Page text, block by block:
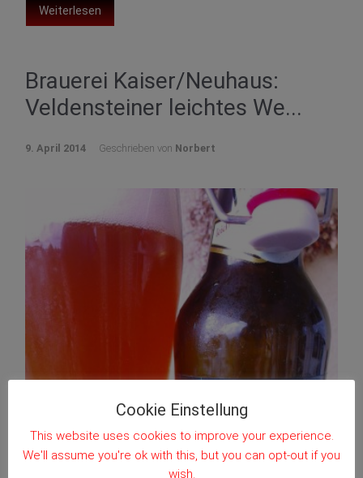
Weiterlesen
Brauerei Kaiser/Neuhaus:
Veldensteiner leichtes We...
9. April 2014 Geschrieben von Norbert
Cookie Einstellung
This website uses cookies to improve your experience.
We'll assume you're ok with this, but you can opt-out if you
wish.